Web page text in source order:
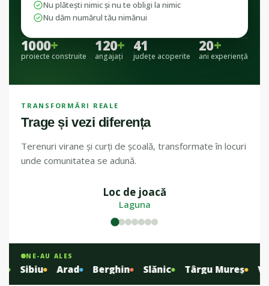
1000+
proiecte construite
120+
angajați
41
județe acoperite
20+
ani experiență
Nu plătești nimic și nu te obligi la nimic
Nu dăm numărul tău nimănui
TRANSFORMĂRI REALE
Trage și vezi diferența
Terenuri virane și curți de școală, transformate în locuri
unde comunitatea se adună.
Loc de joacă
Laguna
NE-AU ALES
Sibiu Arad Berghin Slănic Târgu Mureș Vita